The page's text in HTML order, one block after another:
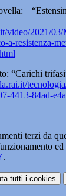
video/2021/
a-resistenza-
“Carichi
4413-84ad-
terzi da
.
tutti i cookies